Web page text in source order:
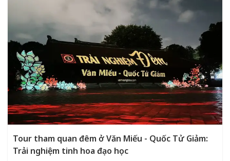
Tour tham quan đêm ở Văn Miếu - Quốc Tử Giảm:
Trải nghiệm tinh hoa đạo học